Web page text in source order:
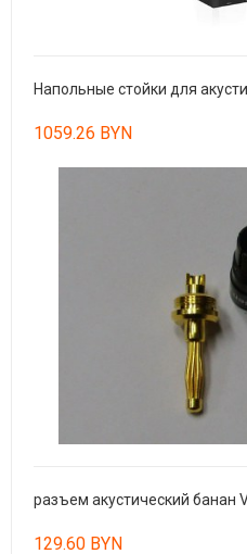
1059.26 BYN
129.60 BYN